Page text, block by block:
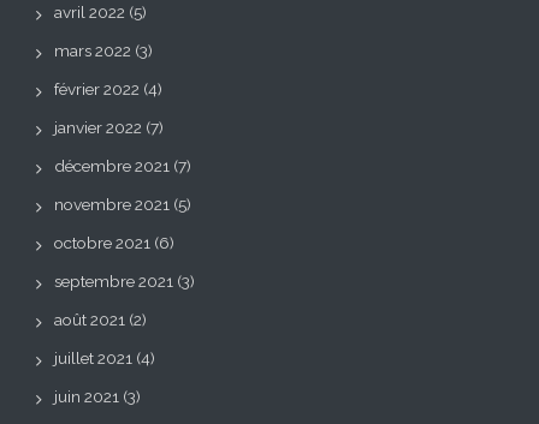
avril 2022 (5)
mars 2022 (3)
février 2022 (4)
janvier 2022 (7)
décembre 2021 (7)
novembre 2021 (5)
octobre 2021 (6)
septembre 2021 (3)
août 2021 (2)
juillet 2021 (4)
juin 2021 (3)